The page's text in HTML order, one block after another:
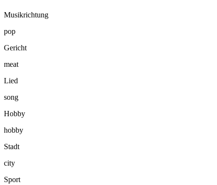
Musikrichtung
pop
Gericht
meat
Lied
song
Hobby
hobby
Stadt
city
Sport